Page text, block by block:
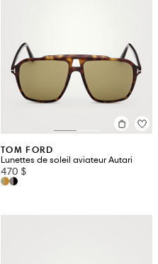
TOM FORD
Lunettes de soleil aviateur Autari
470 $